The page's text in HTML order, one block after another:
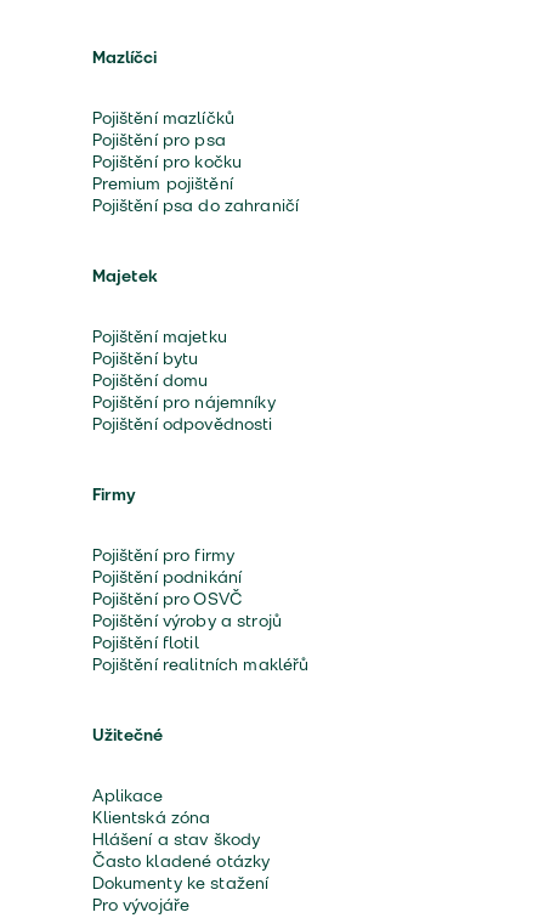
Mazlíčci
Pojištění mazlíčků
Pojištění pro psa
Pojištění pro kočku
Premium pojištění
Pojištění psa do zahraničí
Majetek
Pojištění majetku
Pojištění bytu
Pojištění domu
Pojištění pro nájemníky
Pojištění odpovědnosti
Firmy
Pojištění pro firmy
Pojištění podnikání
Pojištění pro OSVČ
Pojištění výroby a strojů
Pojištění flotil
Pojištění realitních makléřů
Užitečné
Aplikace
Klientská zóna
Hlášení a stav škody
Často kladené otázky
Dokumenty ke stažení
Pro vývojáře